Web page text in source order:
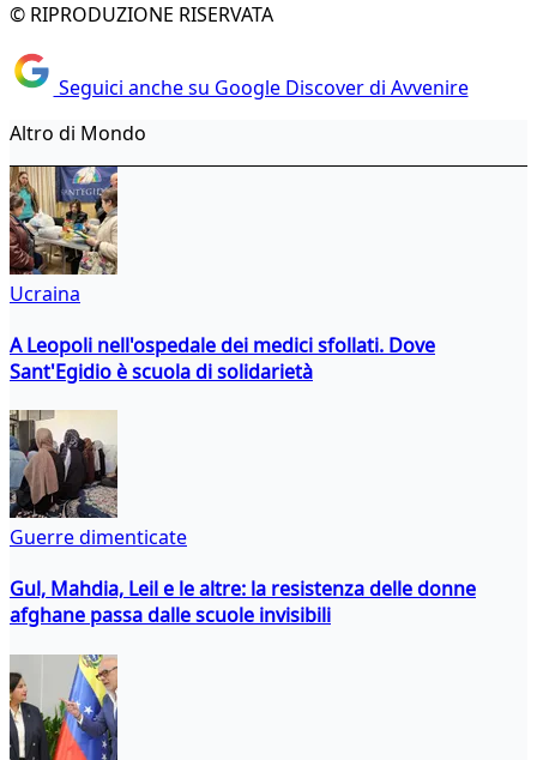
© RIPRODUZIONE RISERVATA
Seguici anche su Google Discover di Avvenire
Altro di Mondo
Ucraina
A Leopoli nell'ospedale dei medici sfollati. Dove
Sant'Egidio è scuola di solidarietà
Guerre dimenticate
Gul, Mahdia, Leil e le altre: la resistenza delle donne
afghane passa dalle scuole invisibili